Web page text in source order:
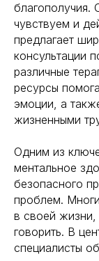
благополучия.
чувствуем и
предлагает
консультации
различные
ресурсы
эмоции, а
жизненными
Одним из
ментальное
безопасного
проблем.
в своей жизни,
говорить. В
специалисты